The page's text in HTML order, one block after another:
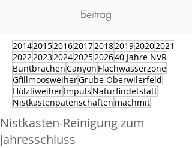
Beitrag
20142015201620172018201920202021
2022202320242025202640 Jahre NVR
BuntbrachenCanyon Flachwasserzone
GfillmoosweiherGrube Oberwilerfeld
HölzliweiherImpuls Naturfindetstatt
Nistkastenpatenschaften machmit
Nistkasten-Reinigung zum
Jahresschluss